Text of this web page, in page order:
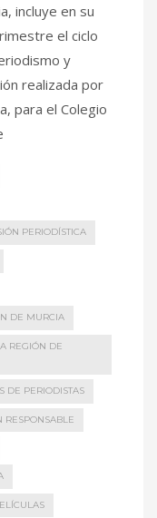
incluye en su
el ciclo
y
realizada por
para el Colegio
PERIODÍSTICA
DE MURCIA
REGIÓN DE
DE PERIODISTAS
RESPONSABLE